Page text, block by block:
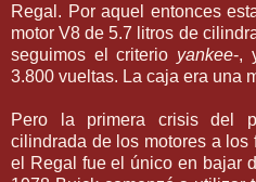
Regal. Por aquel entonces
motor V8 de 5.7 litros de
seguimos el criterio yankee-,
3.800 vueltas. La caja era una
Pero la primera crisis del
cilindrada de los motores a
el Regal fue el único en bajar